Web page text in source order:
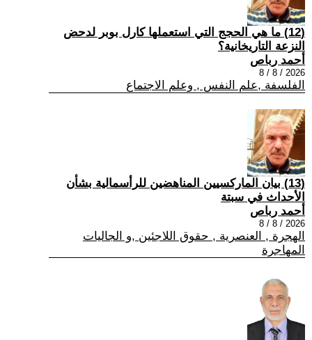
(12) ما هي الحجج التي استعملها كارل بوبر لدحض
النزعة التاريخانية؟
أحمد رباص
2026 / 8 / 8
الفلسفة ,علم النفس , وعلم الاجتماع
(13) بيان الماركسيين المناهضين للرأسمالية بشأن
الأحداث في سبتة
أحمد رباص
2026 / 8 / 8
الهجرة , العنصرية , حقوق اللاجئين ,و الجاليات
المهاجرة